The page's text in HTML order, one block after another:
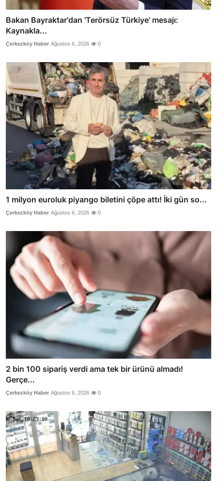
Bakan Bayraktar'dan 'Terörsüz Türkiye' mesajı:
Kaynakla...
Çerkezköy Haber Ağustos 6, 2026 0
1 milyon euroluk piyango biletini çöpe attı! İki gün so...
Çerkezköy Haber Ağustos 6, 2026 0
2 bin 100 sipariş verdi ama tek bir ürünü almadı!
Gerçe...
Çerkezköy Haber Ağustos 6, 2026 0